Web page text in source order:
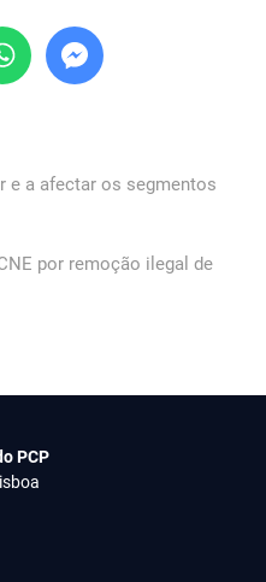
e a afectar os segmentos
por remoção ilegal de
PCP